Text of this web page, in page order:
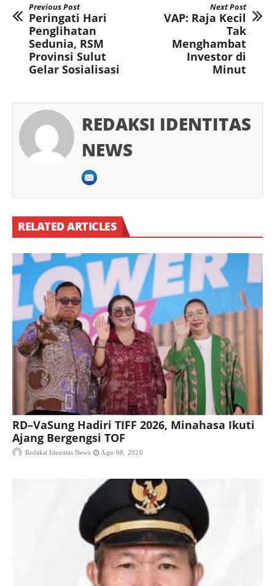
Previous Post
Peringati Hari
Penglihatan
Sedunia, RSM
Provinsi Sulut
Gelar Sosialisasi
Next Post
VAP: Raja Kecil
Tak
Menghambat
Investor di
Minut
REDAKSI IDENTITAS
NEWS
RELATED ARTICLES
RD–VaSung Hadiri TIFF 2026, Minahasa Ikuti
Ajang Bergengsi TOF
Redaksi Identitas News Agu 08, 2026